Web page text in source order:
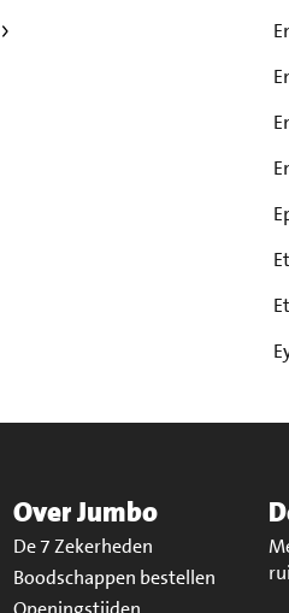
Over Jumbo
De 7 Zekerheden
Boodschappen bestellen